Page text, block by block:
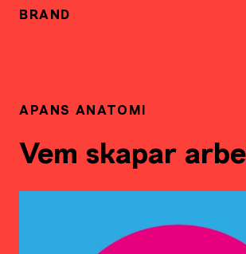
BRAND
APANS ANATOMI
Vem skapar